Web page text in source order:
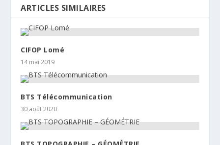
ARTICLES SIMILAIRES
CIFOP Lomé
14 mai 2019
BTS Télécommunication
30 août 2020